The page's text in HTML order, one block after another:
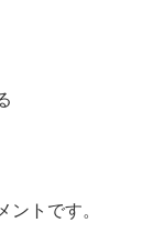
トです。